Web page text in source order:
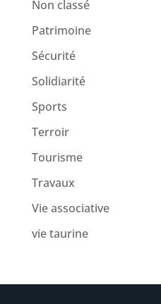
Non classé
Patrimoine
Sécurité
Solidiarité
Sports
Terroir
Tourisme
Travaux
Vie associative
vie taurine